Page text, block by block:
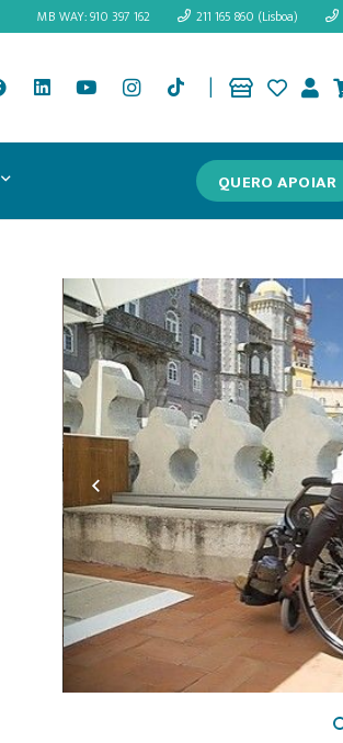
MB WAY: 910 397 162 211 165 860 (Lisboa)
|
QUERO APOIAR